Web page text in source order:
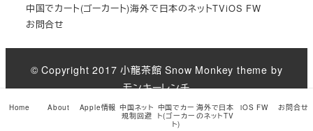
中国でカート(ゴーカート)海外で日本のネットTViOS FW
お問合せ
© Copyright 2017小龍茶館 Snow Monkey theme by
モンキーレンチ
Home About Apple情報 中国ネット
規制回避
中国でカー
ト(ゴーカー
ト)
海外で日本
のネットTV
iOS FW お問合せ